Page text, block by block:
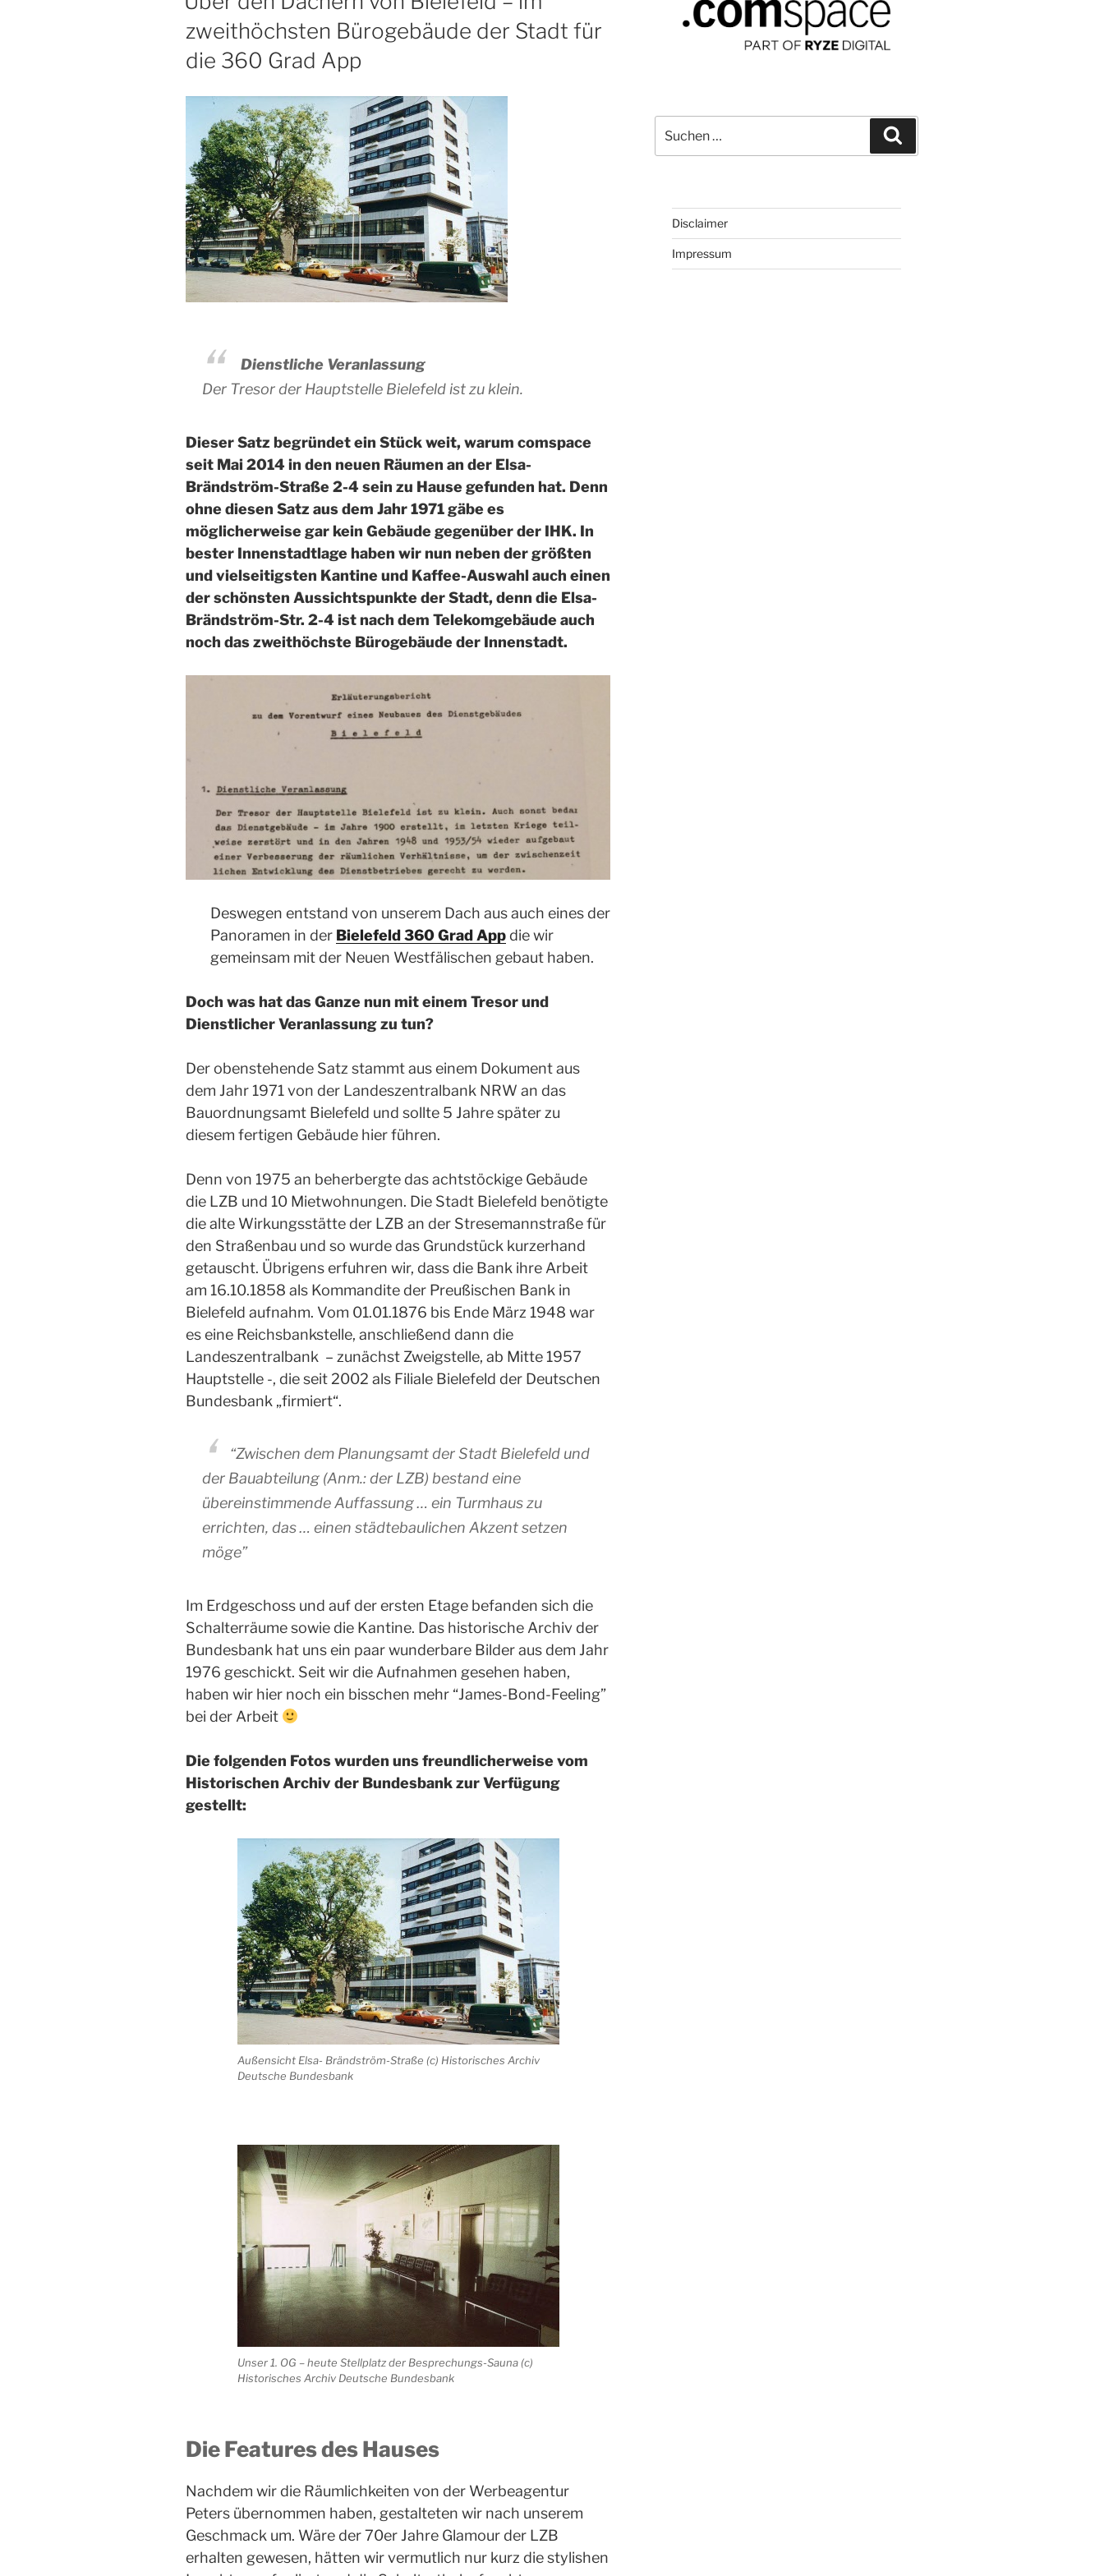
zweithöchsten Bürogebäude der Stadt für
die 360 Grad App
Dienstliche Veranlassung
Der Tresor der Hauptstelle Bielefeld ist zu klein.
Dieser Satz begründet ein Stück weit, warum comspace
seit Mai 2014 in den neuen Räumen an der Elsa-
Brändström-Straße 2-4 sein zu Hause gefunden hat. Denn
ohne diesen Satz aus dem Jahr 1971 gäbe es
möglicherweise gar kein Gebäude gegenüber der IHK. In
bester Innenstadtlage haben wir nun neben der größten
und vielseitigsten Kantine und Kaffee-Auswahl auch einen
der schönsten Aussichtspunkte der Stadt, denn die Elsa-
Brändström-Str. 2-4 ist nach dem Telekomgebäude auch
noch das zweithöchste Bürogebäude der Innenstadt.
Deswegen entstand von unserem Dach aus auch eines der
Panoramen in der Bielefeld 360 Grad Appdie wir
gemeinsam mit der Neuen Westfälischen gebaut haben.
Doch was hat das Ganze nun mit einem Tresor und
Dienstlicher Veranlassung zu tun?
Der obenstehende Satz stammt aus einem Dokument aus
dem Jahr 1971 von der Landeszentralbank NRW an das
Bauordnungsamt Bielefeld und sollte 5 Jahre später zu
diesem fertigen Gebäude hier führen.
Denn von 1975 an beherbergte das achtstöckige Gebäude
die LZB und 10 Mietwohnungen. Die Stadt Bielefeld benötigte
die alte Wirkungsstätte der LZB an der Stresemannstraße für
den Straßenbau und so wurde das Grundstück kurzerhand
getauscht. Übrigens erfuhren wir, dass die Bank ihre Arbeit
am 16.10.1858 als Kommandite der Preußischen Bank in
Bielefeld aufnahm. Vom 01.01.1876 bis Ende März 1948 war
es eine Reichsbankstelle, anschließend dann die
Landeszentralbank – zunächst Zweigstelle, ab Mitte 1957
Hauptstelle -, die seit 2002 als Filiale Bielefeld der Deutschen
Bundesbank „firmiert“.
“Zwischen dem Planungsamt der Stadt Bielefeld und
der Bauabteilung (Anm.: der LZB) bestand eine
übereinstimmende Auffassung … ein Turmhaus zu
errichten, das … einen städtebaulichen Akzent setzen
möge”
Im Erdgeschoss und auf der ersten Etage befanden sich die
Schalterräume sowie die Kantine. Das historische Archiv der
Bundesbank hat uns ein paar wunderbare Bilder aus dem Jahr
1976 geschickt. Seit wir die Aufnahmen gesehen haben,
haben wir hier noch ein bisschen mehr “James-Bond-Feeling”
bei der Arbeit
Die folgenden Fotos wurden uns freundlicherweise vom
Historischen Archiv der Bundesbank zur Verfügung
gestellt:
Außensicht Elsa- Brändström-Straße (c) Historisches Archiv
Deutsche Bundesbank
Unser 1. OG – heute Stellplatz der Besprechungs-Sauna (c)
Historisches Archiv Deutsche Bundesbank
Die Features des Hauses
Nachdem wir die Räumlichkeiten von der Werbeagentur
Peters übernommen haben, gestalteten wir nach unserem
Geschmack um. Wäre der 70er Jahre Glamour der LZB
erhalten gewesen, hätten wir vermutlich nur kurz die stylishen
nach:
Disclaimer
Impressum